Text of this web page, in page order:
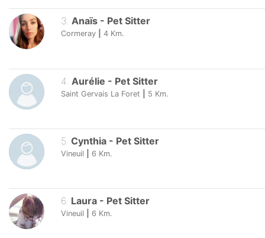
3. Anaïs - Pet Sitter
Cormeray 4 Km.
4 Aurélie - Pet Sitter
Saint Gervais La Foret 5 Km.
5 Cynthia - Pet Sitter
Vineuil 6 Km.
6. Laura - Pet Sitter
Vineuil 6 Km.